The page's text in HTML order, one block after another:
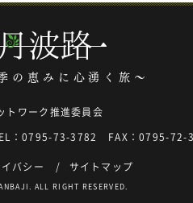
の恵みに心湧く旅～
トワーク推進委員会
：0795-73-3782 FAX：0795-72-
バシー サイトマップ
ALL RIGHT RESERVED.